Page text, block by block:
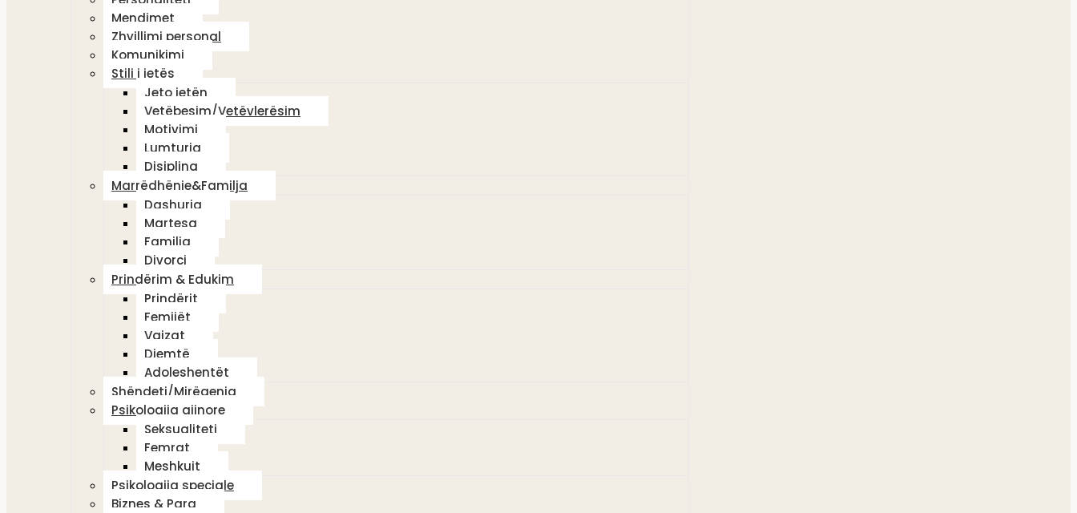
Mendimet
Zhvillimi personal
Komunikimi
Stili i jetës
Jeto jetën
Vetëbesim/Vetëvlerësim
Motivimi
Lumturia
Disiplina
Marrëdhënie&Familja
Dashuria
Martesa
Familja
Divorci
Prindërim & Edukim
Prindërit
Femijët
Vajzat
Djemtë
Adoleshentët
Shëndeti/Mirëqenia
Psikologjia gjinore
Seksualiteti
Femrat
Meshkujt
Psikologjia speciale
Biznes & Para